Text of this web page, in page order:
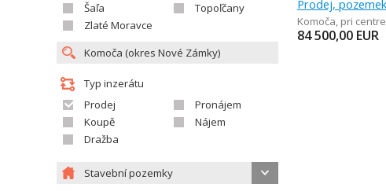
Šaľa
Topoľčany
Zlaté Moravce
Typ inzerátu
Prodej
Pronájem
Koupě
Nájem
Dražba
Stavební pozemky
Komoča, pri centre
84 500,00 EUR